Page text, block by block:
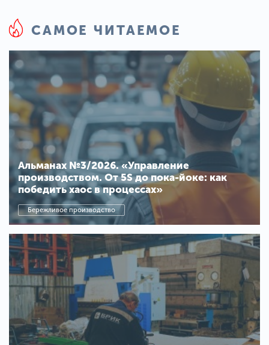
САМОЕ ЧИТАЕМОЕ
Альманах №3/2026. «Управление
производством. От 5S до пока-йоке: как
победить хаос в процессах»
Бережливое производство